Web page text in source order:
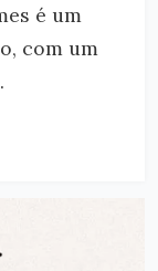
é um
com um